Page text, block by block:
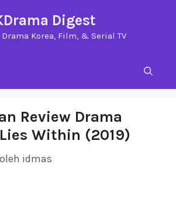
Digest
Korea, Film, & Serial TV
Review Drama
Within (2019)
oleh idmas